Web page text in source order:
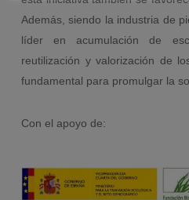
Además, siendo la industria de
líder en acumulación de
reutilización y valorización de
fundamental para promulgar la
Con el apoyo de: